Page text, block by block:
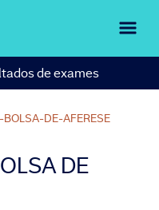
de exames
DE-AFERESE
DE